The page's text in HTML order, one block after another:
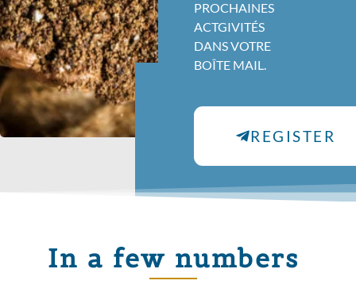
PROCHAINES
ACTGIVITÉS
DANS VOTRE
BOÎTE MAIL.
REGISTER
In a few numbers